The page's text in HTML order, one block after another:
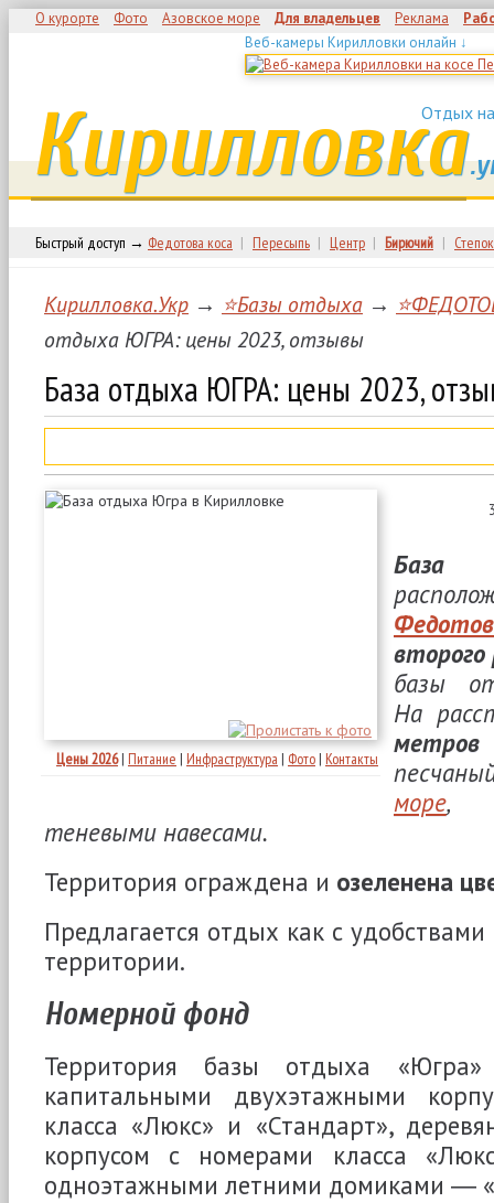
О курорте Фото Азовское море Для владельцев Реклама
Веб-камеры Кирилловки онлайн ↓
Отдых
Кирилловка
Быстрый доступ → Федотова коса | Пересыпь | Центр | Бирючий | Степок
Кирилловка.Укр → ⭐Базы отдыха →
отдыха ЮГРА: цены 2023, отзывы
База отдыха ЮГРА: цены 2023,
Цены 2026| Питание | Инфраструктура | Фото | Контакты
База
второго
базы
На
море,
теневыми навесами.
Территория ограждена и озеленена
Предлагается отдых как с
территории.
Номерной фонд
Территория базы отдыха «Югра»
капитальными двухэтажными
класса «Люкс» и «Стандарт»,
корпусом с номерами класса
одноэтажными летними домиками ―